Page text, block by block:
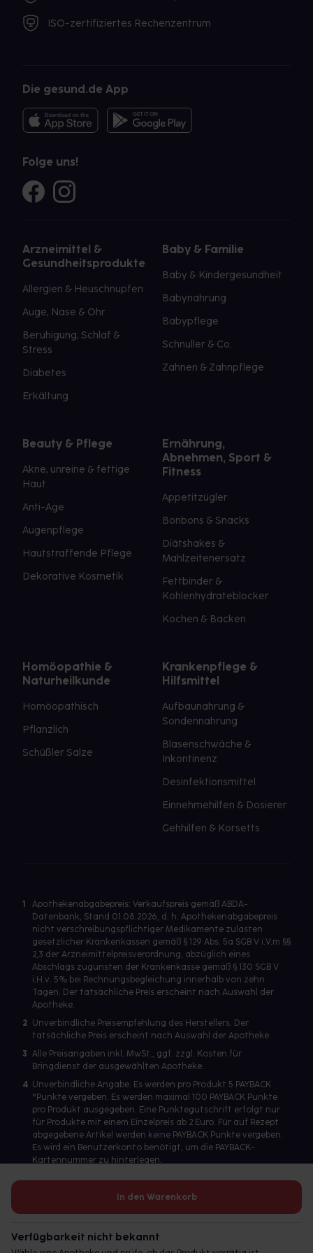
In den Warenkorb
Verfügbarkeit nicht bekannt
ISO-zertifiziertes Rechenzentrum
Die gesund.de App
Folge uns!
Arzneimittel &
Gesundheitsprodukte
Allergien & Heuschnupfen
Auge, Nase & Ohr
Beruhigung, Schlaf &
Stress
Diabetes
Erkältung
Baby & Familie
Baby & Kindergesundheit
Babynahrung
Babypflege
Schnuller & Co.
Zahnen & Zahnpflege
Beauty & Pflege
Akne, unreine & fettige
Haut
Anti-Age
Augenpflege
Hautstraffende Pflege
Dekorative Kosmetik
Ernährung,
Abnehmen, Sport &
Fitness
Appetitzügler
Bonbons & Snacks
Diätshakes &
Mahlzeitenersatz
Fettbinder &
Kohlenhydrateblocker
Kochen & Backen
Homöopathie &
Naturheilkunde
Homöopathisch
Pflanzlich
Schüßler Salze
Krankenpflege &
Hilfsmittel
Aufbaunahrung &
Sondennahrung
Blasenschwäche &
Inkontinenz
Desinfektionsmittel
Einnehmehilfen & Dosierer
Gehhilfen & Korsetts
1
Apothekenabgabepreis: Verkaufspreis gemäß ABDA-
Datenbank, Stand 01.08.2026, d. h. Apothekenabgabepreis
nicht verschreibungspflichtiger Medikamente zulasten
gesetzlicher Krankenkassen gemäß § 129 Abs. 5a SGB V i.V.m §§
2,3 der Arzneimittelpreisverordnung, abzüglich eines
Abschlags zugunsten der Krankenkasse gemäß § 130 SGB V
i.H.v. 5% bei Rechnungsbegleichung innerhalb von zehn
Tagen. Der tatsächliche Preis erscheint nach Auswahl der
Apotheke.
2 Unverbindliche Preisempfehlung des Herstellers. Der
tatsächliche Preis erscheint nach Auswahl der Apotheke.
3 Alle Preisangaben inkl. MwSt., ggf. zzgl. Kosten für
Bringdienst der ausgewählten Apotheke.
4 Unverbindliche Angabe. Es werden pro Produkt 5 PAYBACK
°Punkte vergeben. Es werden maximal 100 PAYBACK Punkte
pro Produkt ausgegeben. Eine Punktegutschrift erfolgt nur
für Produkte mit einem Einzelpreis ab 2 Euro. Für auf Rezept
abgegebene Artikel werden keine PAYBACK Punkte vergeben.
Es wird ein Benutzerkonto benötigt, um die PAYBACK-
Kartennummer zu hinterlegen.
Betreiber des Portals und verantwortlich: gesund.de GmbH &
© 2026 gesund.de GmbH & Co. KG